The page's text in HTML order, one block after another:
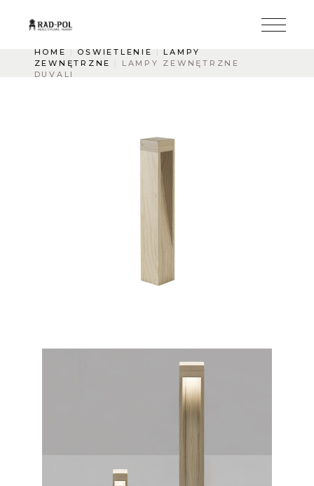
HOME OŚWIETLENIE
LAMPY
ZEWNĘTRZNE
LAMPY ZEWNĘTRZNE
DUVALI